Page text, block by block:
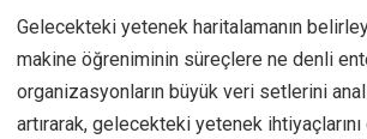
Gelecekteki yetenek haritalamanın
makine öğreniminin süreçlere ne denli
organizasyonların büyük veri setlerini
artırarak, gelecekteki yetenek